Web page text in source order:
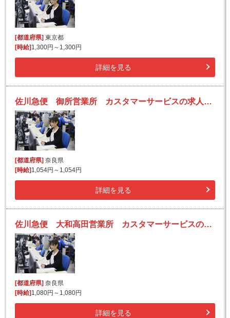
[都道府県] 東京都
[時給] 1,300円～1,300円
詳細を見る
佐川急便 御所営業所 カスタマーサービスの求人！未経験歓迎！先輩たちがサポートします♪
[都道府県] 奈良県
[時給] 1,054円～1,054円
詳細を見る
佐川急便 大和高田営業所 カスタマーサービスの求人！未経験歓迎！先輩たちがサポートします♪
[都道府県] 奈良県
[時給] 1,080円～1,080円
詳細を見る